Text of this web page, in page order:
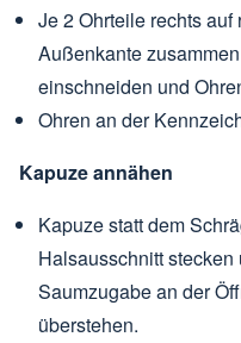
Je 2 Ohrteile rechts
Außenkante
einschneiden und
Ohren an der
Kapuze annähen
Kapuze statt dem
Halsausschnitt
Saumzugabe an der
überstehen.